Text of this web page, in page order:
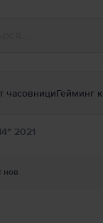
часовнициГейминг
2021
нов